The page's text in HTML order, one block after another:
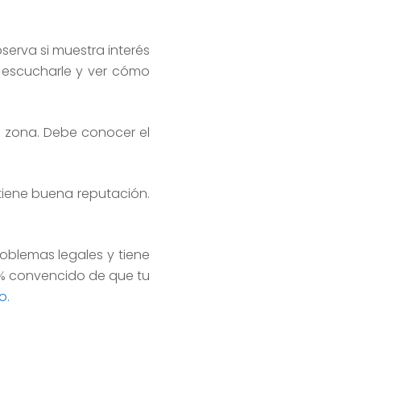
si muestra interés
y ver cómo
Debe conocer el
buena reputación.
legales y tiene
convencido de que tu